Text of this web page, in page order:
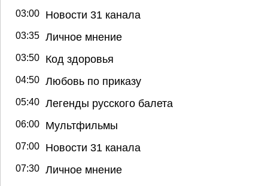
03:00 Новости 31 канала
03:35 Личное мнение
03:50 Код здоровья
04:50 Любовь по приказу
05:40 Легенды русского балета
06:00 Мультфильмы
07:00 Новости 31 канала
07:30 Личное мнение